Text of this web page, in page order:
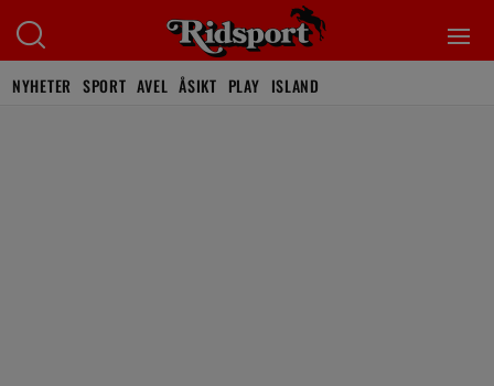
NYHETER SPORT AVEL ÅSIKT PLAY ISLAND